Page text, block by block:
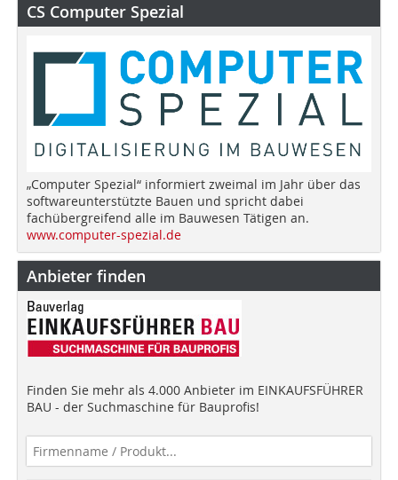
CS Computer Spezial
„Computer Spezial“ informiert zweimal im Jahr über das
softwareunterstützte Bauen und spricht dabei
fachübergreifend alle im Bauwesen Tätigen an.
www.computer-spezial.de
Anbieter finden
Finden Sie mehr als 4.000 Anbieter im EINKAUFSFÜHRER
BAU - der Suchmaschine für Bauprofis!